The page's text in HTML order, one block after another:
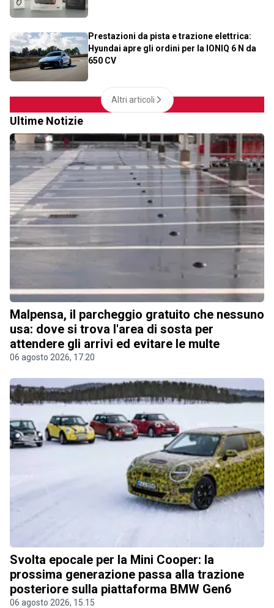
Prestazioni da pista e trazione elettrica:
Hyundai apre gli ordini per la IONIQ 6 N da
650 CV
Altri articoli
Ultime Notizie
Malpensa, il parcheggio gratuito che nessuno
usa: dove si trova l'area di sosta per
attendere gli arrivi ed evitare le multe
06 agosto 2026, 17.20
Svolta epocale per la Mini Cooper: la
prossima generazione passa alla trazione
posteriore sulla piattaforma BMW Gen6
06 agosto 2026, 15.15